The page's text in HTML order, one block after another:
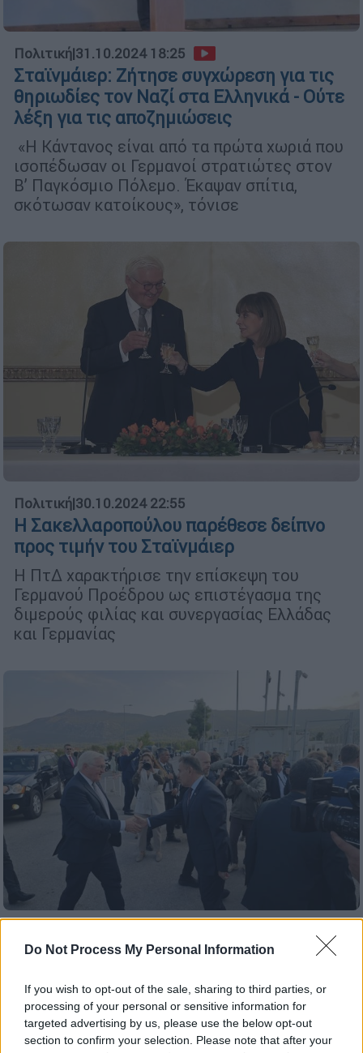
Do Not Process My Personal Information
If you wish to opt-out of the sale, sharing to third parties, or
processing of your personal or sensitive information for
targeted advertising by us, please use the below opt-out
section to confirm your selection. Please note that after your
Πολιτική|31.10.2024 18:25
Σταϊνμάιερ: Ζήτησε συγχώρεση για τις
θηριωδίες τον Ναζί στα Ελληνικά - Ούτε
λέξη για τις αποζημιώσεις
«Η Κάντανος είναι από τα πρώτα χωριά που
ισοπέδωσαν οι Γερμανοί στρατιώτες στον
Β’ Παγκόσμιο Πόλεμο. Έκαψαν σπίτια,
σκότωσαν κατοίκους», τόνισε
Πολιτική|30.10.2024 22:55
Η Σακελλαροπούλου παρέθεσε δείπνο
προς τιμήν του Σταϊνμάιερ
Η ΠτΔ χαρακτήρισε την επίσκεψη του
Γερμανού Προέδρου ως επιστέγασμα της
διμερούς φιλίας και συνεργασίας Ελλάδας
και Γερμανίας
Ο Φρανκ Βάλτερ Σταϊνμάγερ στο ΚΥΤ.
«ταυτότητα, ταυτότητα»
Το Κ.Υ.Τ. Μαλακάσας αναπτύσσεται σε
έκταση 119 στρεμμάτων και βρίσκεται στην